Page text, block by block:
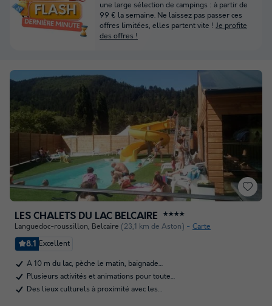
LES CHALETS DU LAC BELCAIRE ★★★★
Languedoc-roussillon, Belcaire (23,1 km de Aston) Carte
8.1 Excellent
A 10 m du lac, pèche le matin, baignade…
Plusieurs activités et animations pour toute…
Des lieux culturels à proximité avec les…
une large sélection de campings : à partir de
99 € la semaine. Ne laissez pas passer ces
offres limitées, elles partent vite ! Je profite
des offres !